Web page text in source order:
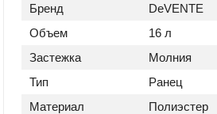
Бренд
DeVENTE
Объем
16 л
Застежка
Молния
Тип
Ранец
Материал
Полиэстер